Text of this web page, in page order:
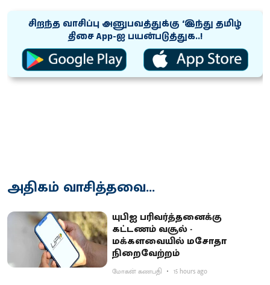
சிறந்த வாசிப்பு அனுபவத்துக்கு ‘இந்து தமிழ்
திசை App-ஐ பயன்படுத்துக..!
அதிகம் வாசித்தவை...
யுபிஐ பரிவர்த்தனைக்கு
கட்டணம் வசூல் -
மக்களவையில் மசோதா
நிறைவேற்றம்
மோகன் கணபதி 15 hours ago